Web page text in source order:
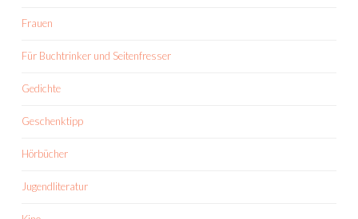
Frauen
Für Buchtrinker und Seitenfresser
Gedichte
Geschenktipp
Hörbücher
Jugendliteratur